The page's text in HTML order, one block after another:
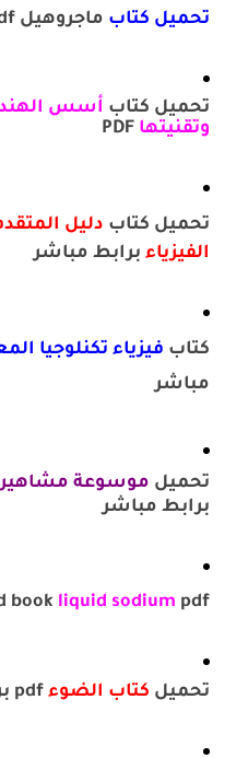
تحميل كتاب ماجروهيل pdf كامل برابط مباشر
تحميل كتاب أسس
وتقنيتها
تحميل كتاب دليل
الفيزياء برابط مباشر
كتاب فيزياء تكنلوجيا
مباشر
تحميل موسوعة مشاهير
برابط مباشر
book liquid sodium pdf
تحميل كتاب الضوء pdf برابط مباشر